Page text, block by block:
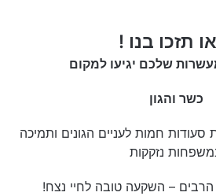
תזכו בנו !
שלכם יגיעו למקום
כשר והגון
חמות לעניים הגונים ותמיכה
נזקקות
הרבים – השקעה טובה לחיי נצח!